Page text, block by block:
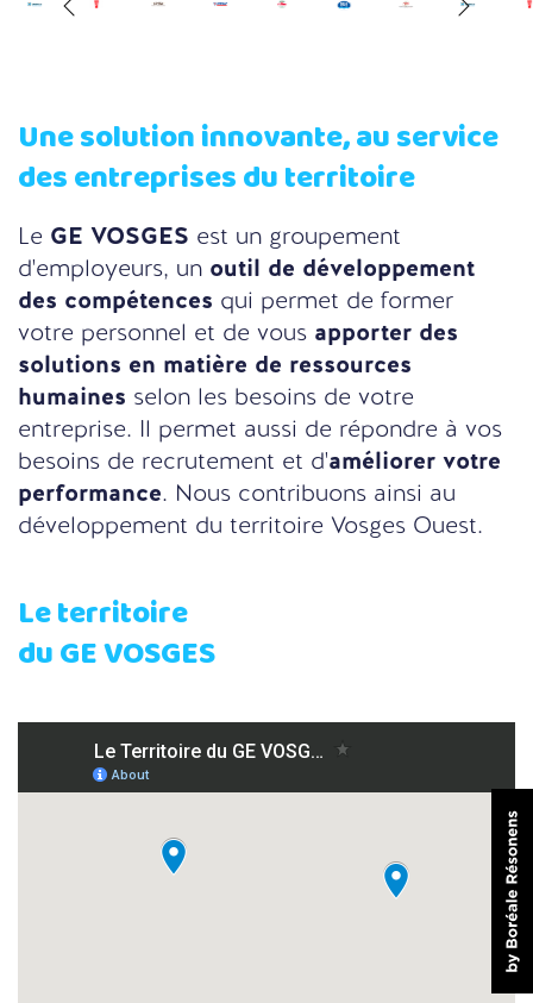
Une solution innovante, au service
des entreprises du territoire
Le GE VOSGES est un groupement
d'employeurs, un outil de développement
des compétences qui permet de former
votre personnel et de vous apporter des
solutions en matière de ressources
humaines selon les besoins de votre
entreprise. Il permet aussi de répondre à vos
besoins de recrutement et d'améliorer votre
performance. Nous contribuons ainsi au
développement du territoire Vosges Ouest.
Le territoire
du GE VOSGES